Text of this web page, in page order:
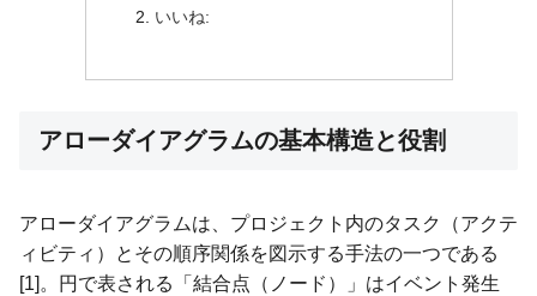
いいね:
アローダイアグラムの基本構造と役割
アローダイアグラムは、プロジェクト内のタスク（アクテ
ィビティ）とその順序関係を図示する手法の一つである
[1]。円で表される「結合点（ノード）」はイベント発生